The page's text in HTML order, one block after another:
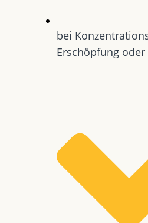
bei
Erschöpfung